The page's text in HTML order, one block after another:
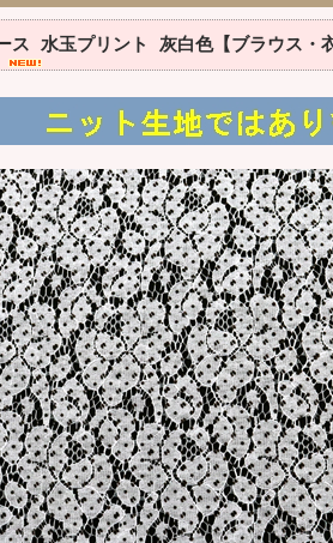
ス 水玉プリント 灰白色【ブラウス・